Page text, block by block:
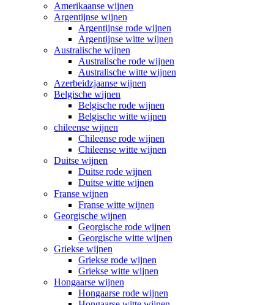
Amerikaanse wijnen
Argentijnse wijnen
Argentijnse rode wijnen
Argentijnse witte wijnen
Australische wijnen
Australische rode wijnen
Australische witte wijnen
Azerbeidzjaanse wijnen
Belgische wijnen
Belgische rode wijnen
Belgische witte wijnen
chileense wijnen
Chileense rode wijnen
Chileense witte wijnen
Duitse wijnen
Duitse rode wijnen
Duitse witte wijnen
Franse wijnen
Franse witte wijnen
Georgische wijnen
Georgische rode wijnen
Georgische witte wijnen
Griekse wijnen
Griekse rode wijnen
Griekse witte wijnen
Hongaarse wijnen
Hongaarse rode wijnen